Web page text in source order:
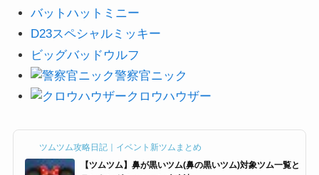
バットハットミニー
D23スペシャルミッキー
ビッグバッドウルフ
警察官ニック
クロウハウザー
ツムツム攻略日記｜イベント新ツムまとめ
【ツムツム】鼻が黒いツム(鼻の黒いツム)対象ツム一覧と